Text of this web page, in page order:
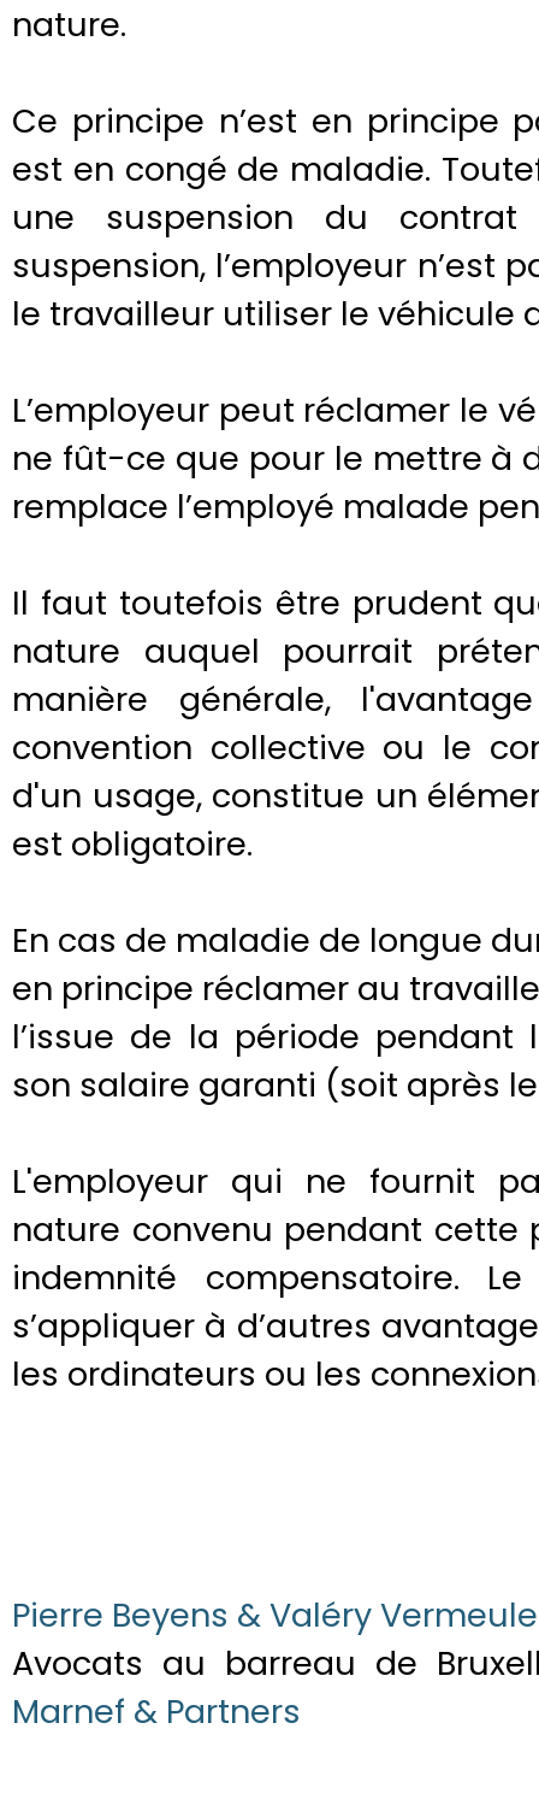
nature.
Ce principe n’est en principe
est en congé de maladie.
une suspension du
suspension, l’employeur n’est
le travailleur utiliser le véhicule
L’employeur peut réclamer le
ne fût-ce que pour le mettre à
remplace l’employé malade
Il faut toutefois être prudent
nature auquel pourrait
manière générale,
convention collective ou le
d'un usage, constitue un
est obligatoire.
En cas de maladie de longue
en principe réclamer au
l’issue de la période
son salaire garanti (soit après
L'employeur qui ne fournit
nature convenu pendant cette
indemnité compensatoire.
s’appliquer à d’autres
les ordinateurs ou les
Pierre Beyens & Valéry
Avocats au barreau de
Marnef & Partners